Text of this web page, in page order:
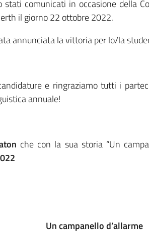
stati comunicati in occasione della
il giorno 22 ottobre 2022.
annunciata la vittoria per lo/la
e ringraziamo tutti i
annuale!
che con la sua storia “Un
Un campanello d’allarme